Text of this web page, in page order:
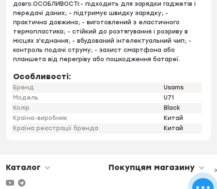
довго.ОСОБЛИВОСТІ:- підходить для зарядки гаджетів і
передачі даних; - підтримує швидку зарядку; -
практична довжина; - виготовлений з еластичного
термопластика; - стійкий до розтягування і розриву в
місцях з'єднання; - вбудований інтелектуальний чип; -
контроль подачі струму; - захист смартфона або
планшета від перегріву або пошкодження батареї.
Особливості:
Бренд
Usams
Модель
U71
Колір
Black
Країна-виробник
Китай
Країна реєстрації бренда
Китай
Каталог Покупцям магазину